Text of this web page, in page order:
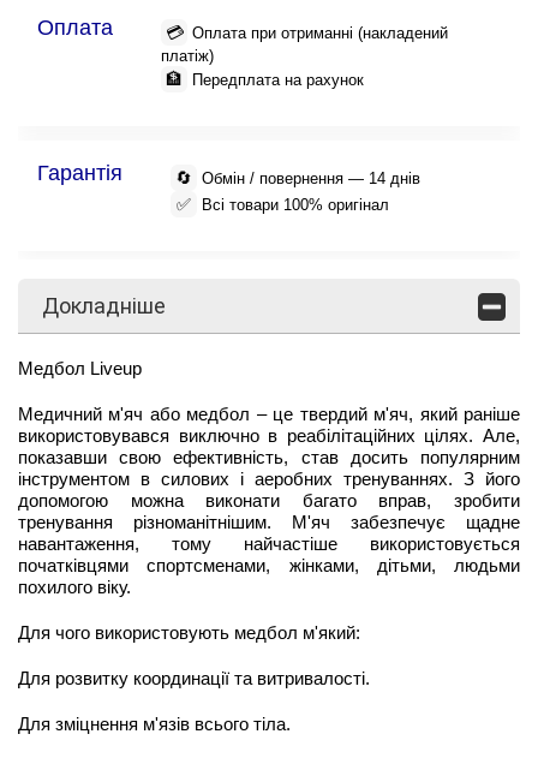
Оплата 💳 Оплата при отриманні (накладений
платіж)
🏦 Передплата на рахунок
Гарантія 🔄 Обмін / повернення — 14 днів
✅ Всі товари 100% оригінал
Докладніше
Медбол Liveup
Медичний м'яч або медбол – це твердий м'яч, який раніше
використовувався виключно в реабілітаційних цілях. Але,
показавши свою ефективність, став досить популярним
інструментом в силових і аеробних тренуваннях. З його
допомогою можна виконати багато вправ, зробити
тренування різноманітнішим. М'яч забезпечує щадне
навантаження, тому найчастіше використовується
початківцями спортсменами, жінками, дітьми, людьми
похилого віку.
Для чого використовують медбол м'який:
Для розвитку координації та витривалості.
Для зміцнення м'язів всього тіла.